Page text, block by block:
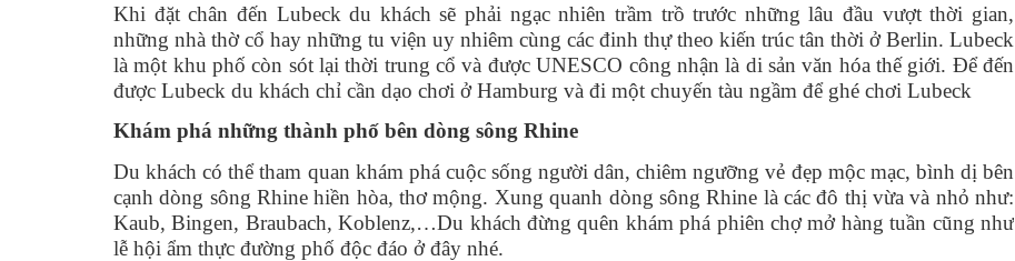
Khi đặt chân đến Lubeck du khách sẽ phải ngạc nhiên trầm trồ trước những lâu đầu vượt thời gian,
những nhà thờ cổ hay những tu viện uy nhiêm cùng các đinh thự theo kiến trúc tân thời ở Berlin. Lubeck
là một khu phố còn sót lại thời trung cổ và được UNESCO công nhận là di sản văn hóa thế giới. Để đến
được Lubeck du khách chỉ cần dạo chơi ở Hamburg và đi một chuyến tàu ngầm để ghé chơi Lubeck
Khám phá những thành phố bên dòng sông Rhine
Du khách có thể tham quan khám phá cuộc sống người dân, chiêm ngưỡng vẻ đẹp mộc mạc, bình dị bên
cạnh dòng sông Rhine hiền hòa, thơ mộng. Xung quanh dòng sông Rhine là các đô thị vừa và nhỏ như:
Kaub, Bingen, Braubach, Koblenz,…Du khách đừng quên khám phá phiên chợ mở hàng tuần cũng như
lễ hội ẩm thực đường phố độc đáo ở đây nhé.